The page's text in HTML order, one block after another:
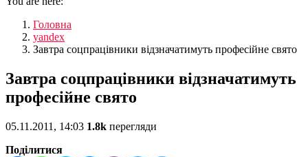
Головна
yandex
Завтра соцпрацівники відзначатимуть професійне свято
Завтра соцпрацівники відзначатимуть
професійне свято
05.11.2011, 14:03 1.8k перегляди
Поділитися